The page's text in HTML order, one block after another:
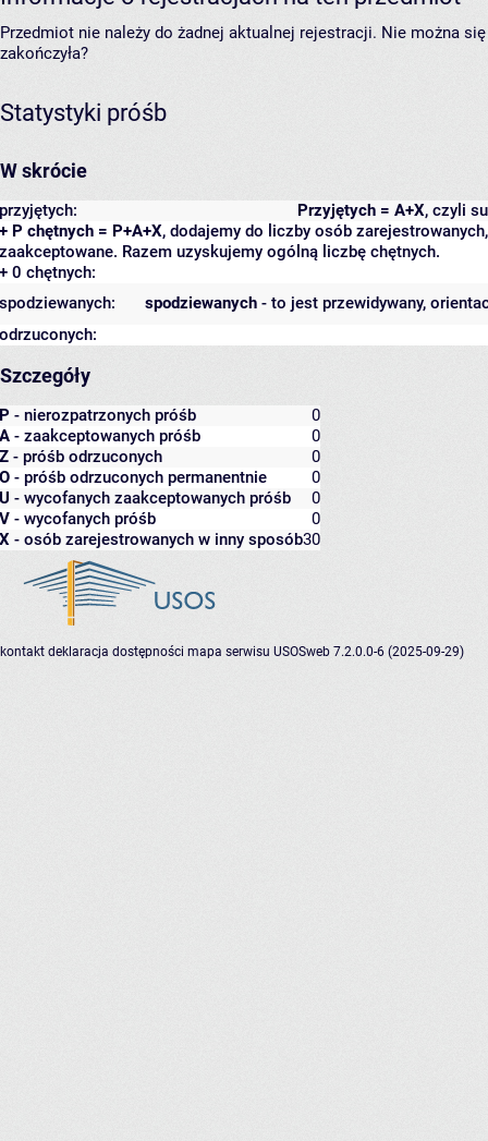
Przedmiot nie należy do żadnej aktualnej rejestracji. Nie można
zakończyła?
Statystyki próśb
W skrócie
Przyjętych = A+X, czyli
przyjętych:
+ P chętnych = P+A+X, dodajemy do liczby osób
zaakceptowane. Razem uzyskujemy ogólną liczbę chętnych.
+ 0 chętnych:
spodziewanych - to jest przewidywany,
spodziewanych:
odrzuconych:
Szczegóły
P - nierozpatrzonych próśb
0
A - zaakceptowanych próśb
0
Z - próśb odrzuconych
0
O - próśb odrzuconych permanentnie
0
U - wycofanych zaakceptowanych próśb
0
V - wycofanych próśb
0
X - osób zarejestrowanych w inny sposób30
kontakt deklaracja dostępności mapa serwisu USOSweb 7.2.0.0-6 (2025-09-29)